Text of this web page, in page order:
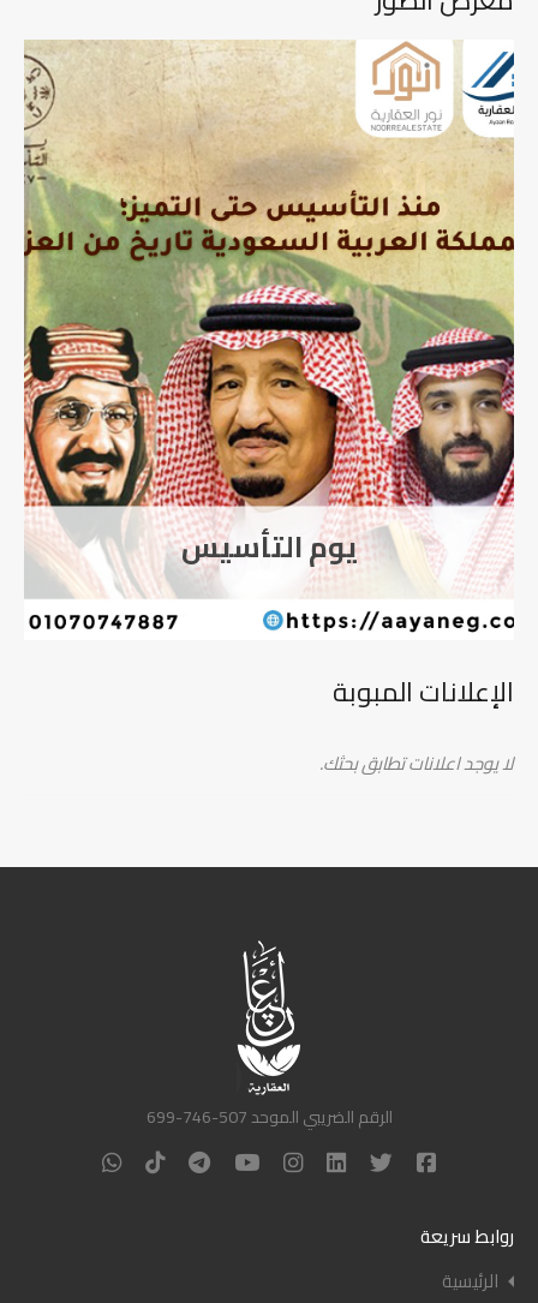
اورينتيشن شركة RIO
Development
الإعلانات المبوبة
لا يوجد اعلانات تطابق بحثك.
الرقم الضريبي الموحد 507-746-699
روابط سريعة
الرئيسية